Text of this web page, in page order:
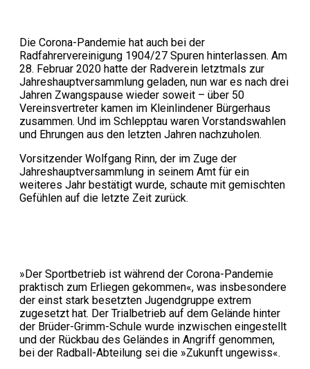
Die Corona-Pandemie hat auch bei der
Radfahrervereinigung 1904/27 Spuren hinterlassen. Am
28. Februar 2020 hatte der Radverein letztmals zur
Jahreshauptversammlung geladen, nun war es nach drei
Jahren Zwangspause wieder soweit – über 50
Vereinsvertreter kamen im Kleinlindener Bürgerhaus
zusammen. Und im Schlepptau waren Vorstandswahlen
und Ehrungen aus den letzten Jahren nachzuholen.
Vorsitzender Wolfgang Rinn, der im Zuge der
Jahreshauptversammlung in seinem Amt für ein
weiteres Jahr bestätigt wurde, schaute mit gemischten
Gefühlen auf die letzte Zeit zurück.
»Der Sportbetrieb ist während der Corona-Pandemie
praktisch zum Erliegen gekommen«, was insbesondere
der einst stark besetzten Jugendgruppe extrem
zugesetzt hat. Der Trialbetrieb auf dem Gelände hinter
der Brüder-Grimm-Schule wurde inzwischen eingestellt
und der Rückbau des Geländes in Angriff genommen,
bei der Radball-Abteilung sei die »Zukunft ungewiss«.